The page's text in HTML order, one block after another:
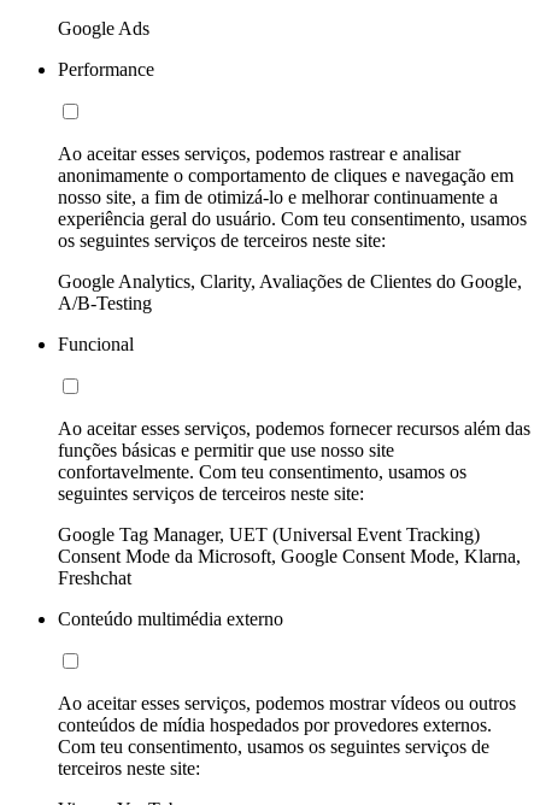
Google Ads
Performance
Ao aceitar esses serviços, podemos rastrear e analisar
anonimamente o comportamento de cliques e navegação em
nosso site, a fim de otimizá-lo e melhorar continuamente a
experiência geral do usuário. Com teu consentimento, usamos
os seguintes serviços de terceiros neste site:
Google Analytics, Clarity, Avaliações de Clientes do Google,
A/B-Testing
Funcional
Ao aceitar esses serviços, podemos fornecer recursos além das
funções básicas e permitir que use nosso site
confortavelmente. Com teu consentimento, usamos os
seguintes serviços de terceiros neste site:
Google Tag Manager, UET (Universal Event Tracking)
Consent Mode da Microsoft, Google Consent Mode, Klarna,
Freshchat
Conteúdo multimédia externo
Ao aceitar esses serviços, podemos mostrar vídeos ou outros
conteúdos de mídia hospedados por provedores externos.
Com teu consentimento, usamos os seguintes serviços de
terceiros neste site: